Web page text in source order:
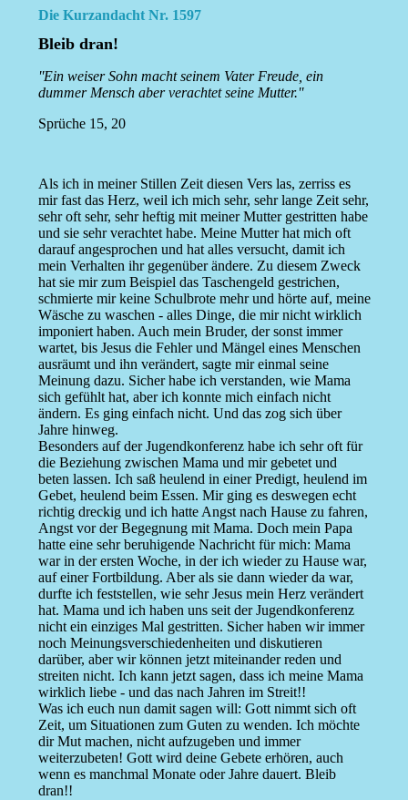
Die Kurzandacht Nr. 1597
Bleib dran!
''Ein weiser Sohn macht seinem Vater Freude, ein
dummer Mensch aber verachtet seine Mutter.''
Sprüche 15, 20
Als ich in meiner Stillen Zeit diesen Vers las, zerriss es
mir fast das Herz, weil ich mich sehr, sehr lange Zeit sehr,
sehr oft sehr, sehr heftig mit meiner Mutter gestritten habe
und sie sehr verachtet habe. Meine Mutter hat mich oft
darauf angesprochen und hat alles versucht, damit ich
mein Verhalten ihr gegenüber ändere. Zu diesem Zweck
hat sie mir zum Beispiel das Taschengeld gestrichen,
schmierte mir keine Schulbrote mehr und hörte auf, meine
Wäsche zu waschen - alles Dinge, die mir nicht wirklich
imponiert haben. Auch mein Bruder, der sonst immer
wartet, bis Jesus die Fehler und Mängel eines Menschen
ausräumt und ihn verändert, sagte mir einmal seine
Meinung dazu. Sicher habe ich verstanden, wie Mama
sich gefühlt hat, aber ich konnte mich einfach nicht
ändern. Es ging einfach nicht. Und das zog sich über
Jahre hinweg.
Besonders auf der Jugendkonferenz habe ich sehr oft für
die Beziehung zwischen Mama und mir gebetet und
beten lassen. Ich saß heulend in einer Predigt, heulend im
Gebet, heulend beim Essen. Mir ging es deswegen echt
richtig dreckig und ich hatte Angst nach Hause zu fahren,
Angst vor der Begegnung mit Mama. Doch mein Papa
hatte eine sehr beruhigende Nachricht für mich: Mama
war in der ersten Woche, in der ich wieder zu Hause war,
auf einer Fortbildung. Aber als sie dann wieder da war,
durfte ich feststellen, wie sehr Jesus mein Herz verändert
hat. Mama und ich haben uns seit der Jugendkonferenz
nicht ein einziges Mal gestritten. Sicher haben wir immer
noch Meinungsverschiedenheiten und diskutieren
darüber, aber wir können jetzt miteinander reden und
streiten nicht. Ich kann jetzt sagen, dass ich meine Mama
wirklich liebe - und das nach Jahren im Streit!!
Was ich euch nun damit sagen will: Gott nimmt sich oft
Zeit, um Situationen zum Guten zu wenden. Ich möchte
dir Mut machen, nicht aufzugeben und immer
weiterzubeten! Gott wird deine Gebete erhören, auch
wenn es manchmal Monate oder Jahre dauert. Bleib
dran!!